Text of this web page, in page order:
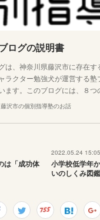
ログの説明書
は、神奈川県藤沢市に存在
ラクター勉強犬が運営する塾
ます。このブログには、８つ
藤沢市の個別指導塾のお話
は「成功体
2022.05.24 15:05
小学校低学年
いのしくみ図